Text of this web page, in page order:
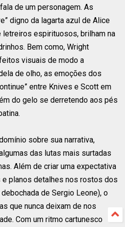
de um personagem. As
digno da lagarta azul de Alice
letreiros espirituosos, brilham na
Bem como, Wright
visuais de modo a
de olho, as emoções dos
entre Knives e Scott em
do gelo se derretendo aos pés
sobre sua narrativa,
das lutas mais surtadas
Além de criar uma expectativa
planos detalhes nos rostos dos
de Sergio Leone), o
que nunca deixam de nos
Com um ritmo cartunesco